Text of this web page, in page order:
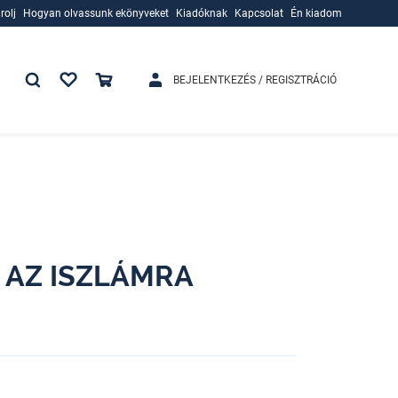
Hogyan olvassunk ekönyveket
Kiadóknak
Kapcsolat Én kiadom
BEJELENTKEZÉS / REGISZTRÁCIÓ
ISZLÁMRA